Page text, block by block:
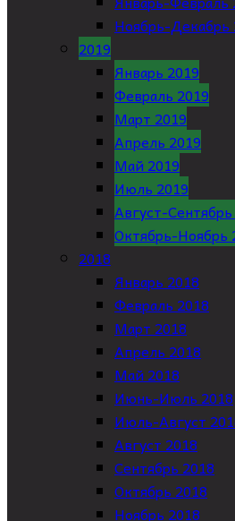
Ноябрь-Декабрь
2019
Январь 2019
Февраль 2019
Март 2019
Апрель 2019
Май 2019
Июль 2019
Август-
Октябрь-Ноябрь
2018
Январь 2018
Февраль 2018
Март 2018
Апрель 2018
Май 2018
Июнь-Июль 2018
Июль-Август
Август 2018
Сентябрь 2018
Октябрь 2018
Ноябрь 2018